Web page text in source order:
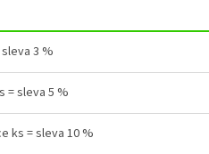
3 %
= sleva 5 %
ks = sleva 10 %